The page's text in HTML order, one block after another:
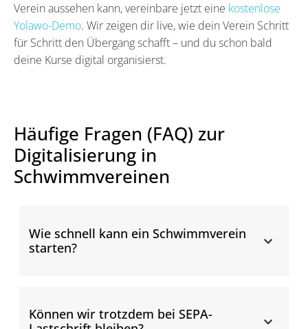
Verein aussehen kann, vereinbare jetzt eine kostenlose
Yolawo-Demo. Wir zeigen dir live, wie dein Verein Schritt
für Schritt den Übergang schafft – und du schon bald
deine Kurse digital organisierst.
Häufige Fragen (FAQ) zur
Digitalisierung in
Schwimmvereinen
Wie schnell kann ein Schwimmverein
starten?
Können wir trotzdem bei SEPA-